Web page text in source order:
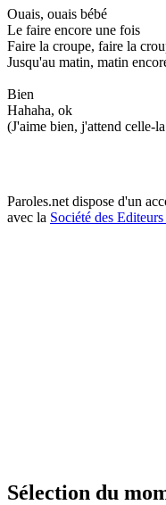
Ouais, ouais bébé
Le faire encore une fois
Faire la croupe, faire la
Jusqu'au matin, matin
Bien
Hahaha, ok
(J'aime bien, j'attend celle-
Paroles.net dispose d'un
avec la Société des
Sélection du